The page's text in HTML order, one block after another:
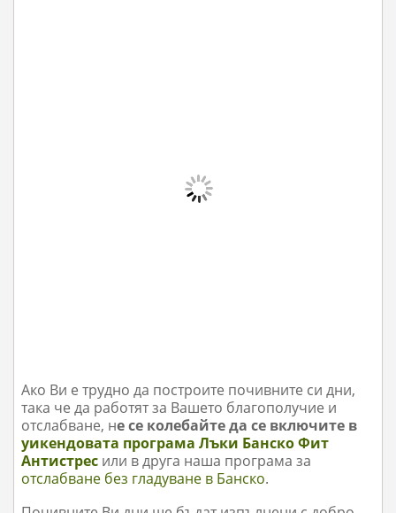
Ако Ви е трудно да построите почивните си дни,
така че да работят за Вашето благополучие и
отслабване, не се колебайте да се включите в
уикендовата програма Лъки Банско Фит
Антистрес или в друга наша програма за
отслабване без гладуване в Банско.